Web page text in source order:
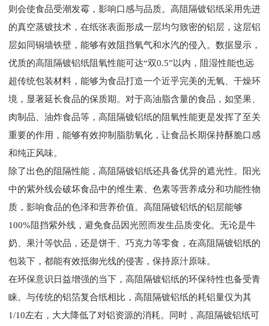
则会使食品受潮发霉，影响口感与品质。高阻隔镀铝纸采用先进
的真空蒸镀技术，在纸张表面形成一层均匀致密的铝层，这层铝
层如同铜墙铁壁，能够有效阻挡氧气和水汽的侵入。数据显示，
优质的高阻隔镀铝纸阻氧性能可达“双0.5”以内，阻湿性能也远
超传统包装材料，能够为食品打造一个近乎完美的无氧、干燥环
境，显著延长食品的保质期。对于高油脂含量的食品，如坚果、
肉制品、油炸食品等，高阻隔镀铝纸的阻氧性能更是发挥了至关
重要的作用，能够有效抑制脂肪氧化，让食品长期保持酥脆口感
和纯正风味。
除了出色的阻隔性能，高阻隔镀铝纸还具备优异的遮光性。阳光
中的紫外线会破坏食品中的维生素、色素等营养成分和功能性物
质，影响食品的色泽和营养价值。高阻隔镀铝纸的铝层能够
100%阻挡紫外线，避免食品因光照而发生品质变化。无论是牛
奶、果汁等饮品，还是饼干、巧克力等零食，在高阻隔镀铝纸的
包装下，都能有效抵御光线的侵害，保持原汁原味。
在环保意识日益增强的当下，高阻隔镀铝纸的环保特性也备受青
睐。与传统的铝箔复合纸相比，高阻隔镀铝纸的耗铝量仅为其
1/10左右，大大降低了对铝资源的消耗。同时，高阻隔镀铝纸可